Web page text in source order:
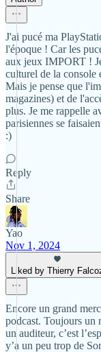
J'ai pucé ma
l'époque ! Car les
aux jeux IMPORT !
culturel de la console
Mais je pense que
magazines) et de
plus. Je me rappelle
parisiennes se
:)
Reply
Share
Yao
Nov 1, 2024
Liked by Thierry
Encore un grand
podcast. Toujours un
un auditeur, c’est
y’a un peu trop de